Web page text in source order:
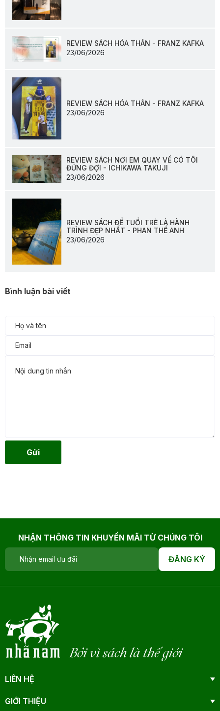
REVIEW SÁCH HÓA THÂN - FRANZ KAFKA
23/06/2026
REVIEW SÁCH HÓA THÂN - FRANZ KAFKA
23/06/2026
REVIEW SÁCH NƠI EM QUAY VỀ CÓ TÔI
ĐỨNG ĐỢI - ICHIKAWA TAKUJI
23/06/2026
REVIEW SÁCH ĐỂ TUỔI TRẺ LÀ HÀNH
TRÌNH ĐẸP NHẤT - PHAN THẾ ANH
23/06/2026
Bình luận bài viết
Gửi
NHẬN THÔNG TIN KHUYẾN MÃI TỪ CHÚNG TÔI
ĐĂNG KÝ
Bởi vì sách là thế giới
LIÊN HỆ
GIỚI THIỆU